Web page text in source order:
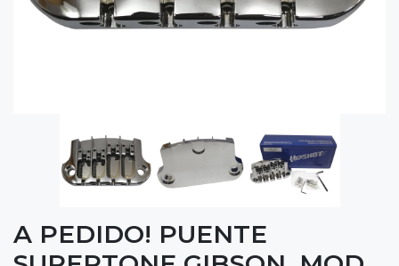
A PEDIDO! PUENTE